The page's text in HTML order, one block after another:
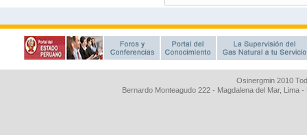
Osinergmin 2010
Bernardo Monteagudo 222 - Magdalena del Mar, Lima